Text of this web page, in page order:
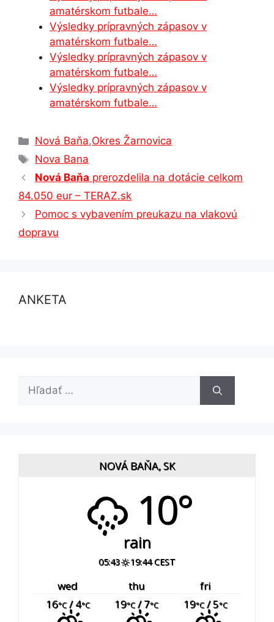
amatérskom futbale…
Výsledky prípravných zápasov v
amatérskom futbale…
Výsledky prípravných zápasov v
amatérskom futbale…
Výsledky prípravných zápasov v
amatérskom futbale…
Kategórie
Nová Baňa,Okres Žarnovica
Značky
Nova Bana
Nová Baňa prerozdelila na dotácie celkom
84.050 eur – TERAZ.sk
Pomoc s vybavením preukazu na vlakovú
dopravu
ANKETA
Hľadať:
NOVÁ BAŇA, SK
10°
rain
05:43 19:44 CEST
wed thu
fri
16°C/ 4°C 19°C/ 7°C 19°C/ 5°C